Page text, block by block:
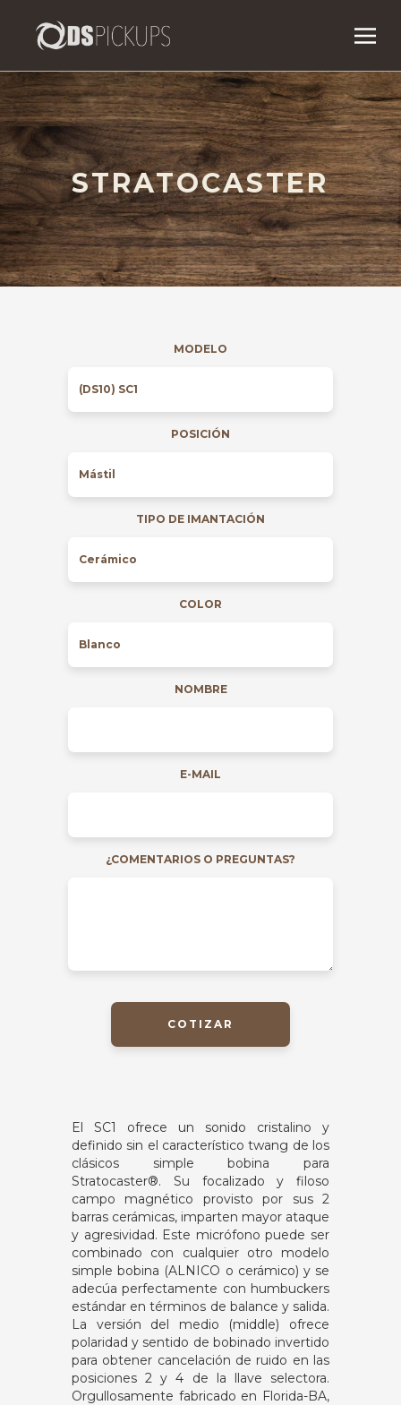
STRATOCASTER
MODELO
POSICIÓN
TIPO DE IMANTACIÓN
COLOR
NOMBRE
E-MAIL
¿COMENTARIOS O PREGUNTAS?
COTIZAR
El SC1 ofrece un sonido cristalino y
definido sin el característico twang de los
clásicos simple bobina para
Stratocaster®. Su focalizado y filoso
campo magnético provisto por sus 2
barras cerámicas, imparten mayor ataque
y agresividad. Este micrófono puede ser
combinado con cualquier otro modelo
simple bobina (ALNICO o cerámico) y se
adecúa perfectamente con humbuckers
estándar en términos de balance y salida.
La versión del medio (middle) ofrece
polaridad y sentido de bobinado invertido
para obtener cancelación de ruido en las
posiciones 2 y 4 de la llave selectora.
Orgullosamente fabricado en Florida-BA,